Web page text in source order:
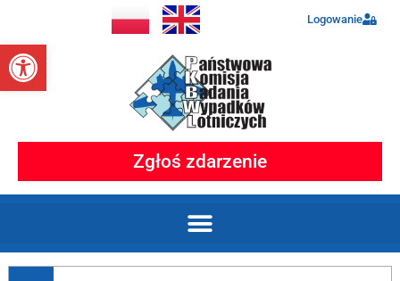
Otwórz pasek narzędzi
Logowanie
Zgłoś zdarzenie